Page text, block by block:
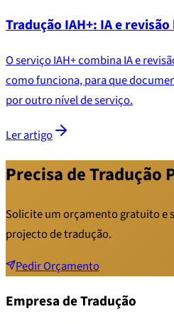
Tradução IAH+: IA e
O serviço IAH+ combina IA e
como funciona, para que
por outro nível de serviço.
Ler artigo
Precisa de Tradução
Solicite um orçamento gratuito e
projecto de tradução.
Pedir Orçamento
Empresa de Tradução